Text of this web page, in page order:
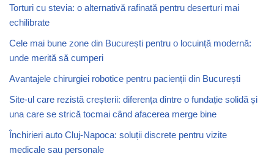
Torturi cu stevia: o alternativă rafinată pentru deserturi mai
echilibrate
Cele mai bune zone din București pentru o locuință modernă:
unde merită să cumperi
Avantajele chirurgiei robotice pentru pacienții din București
Site-ul care rezistă creșterii: diferența dintre o fundație solidă și
una care se strică tocmai când afacerea merge bine
Închirieri auto Cluj-Napoca: soluții discrete pentru vizite
medicale sau personale